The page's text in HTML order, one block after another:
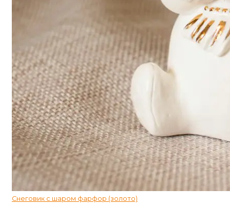
Снеговик с шаром фарфор (золото)